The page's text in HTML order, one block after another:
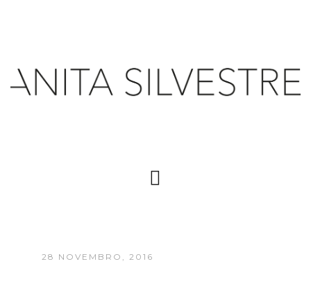
28 NOVEMBRO, 2016